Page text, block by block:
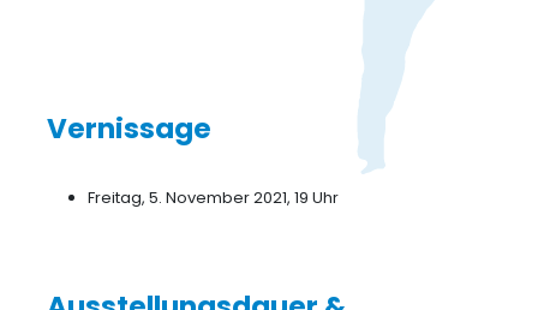
Vernissage
Freitag, 5. November 2021, 19 Uhr